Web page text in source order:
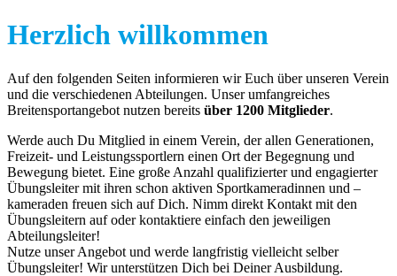
Herzlich willkommen
Auf den folgenden Seiten informieren wir Euch über unseren Verein
und die verschiedenen Abteilungen. Unser umfangreiches
Breitensportangebot nutzen bereits über 1200 Mitglieder.
Werde auch Du Mitglied in einem Verein, der allen Generationen,
Freizeit- und Leistungssportlern einen Ort der Begegnung und
Bewegung bietet. Eine große Anzahl qualifizierter und engagierter
Übungsleiter mit ihren schon aktiven Sportkameradinnen und –
kameraden freuen sich auf Dich. Nimm direkt Kontakt mit den
Übungsleitern auf oder kontaktiere einfach den jeweiligen
Abteilungsleiter!
Nutze unser Angebot und werde langfristig vielleicht selber
Übungsleiter! Wir unterstützen Dich bei Deiner Ausbildung.